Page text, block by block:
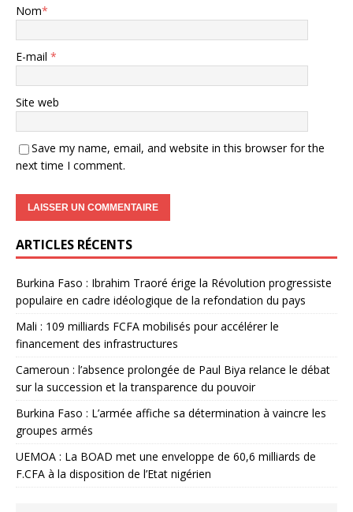
Nom*
E-mail *
Site web
Save my name, email, and website in this browser for the
next time I comment.
ARTICLES RÉCENTS
Burkina Faso : Ibrahim Traoré érige la Révolution progressiste
populaire en cadre idéologique de la refondation du pays
Mali : 109 milliards FCFA mobilisés pour accélérer le
financement des infrastructures
Cameroun : l’absence prolongée de Paul Biya relance le débat
sur la succession et la transparence du pouvoir
Burkina Faso : L’armée affiche sa détermination à vaincre les
groupes armés
UEMOA : La BOAD met une enveloppe de 60,6 milliards de
F.CFA à la disposition de l’Etat nigérien